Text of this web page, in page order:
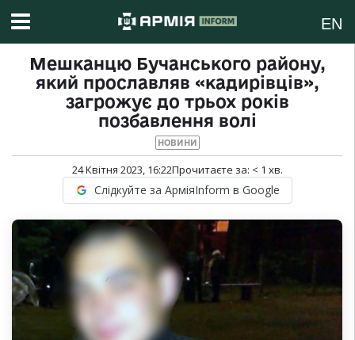
EN
Мешканцю Бучанського району,
який прославляв «кадирівців»,
загрожує до трьох років
позбавлення волі
НОВИНИ
24 Квітня 2023, 16:22Прочитаєте за: < 1 хв.
Слідкуйте за АрміяInform в Google